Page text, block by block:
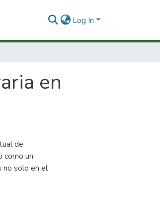
Log In
en
de
como un
no solo en el